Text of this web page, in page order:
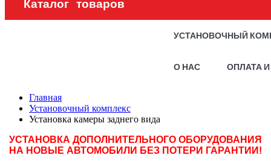
Каталог товаров
УСТАНОВОЧНЫЙ
О НАС ОПЛАТА
Главная
Установочный комплекс
Установка камеры заднего вида
УСТАНОВКА ДОПОЛНИТЕЛЬНОГО ОБОРУДОВАНИЯ
НА НОВЫЕ АВТОМОБИЛИ БЕЗ ПОТЕРИ ГАРАНТИИ!